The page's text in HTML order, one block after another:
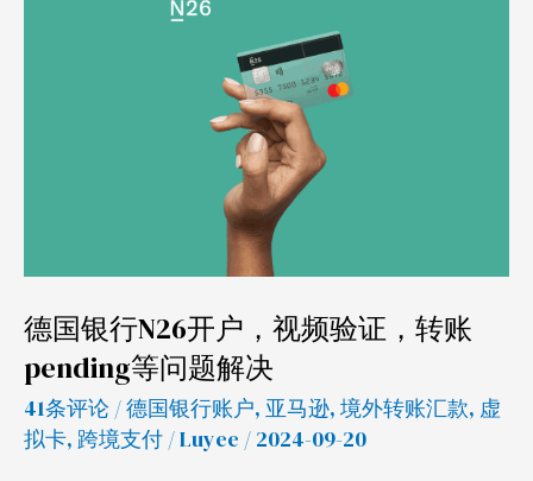
德国银行N26开户，视频验证，转账
pending等问题解决
41条评论 /德国银行账户, 亚马逊, 境外转账汇款, 虚
拟卡, 跨境支付 /Luyee / 2024-09-20
验
转
账
pending
等